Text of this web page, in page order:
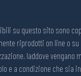
su questo sito sono
riprodotti on line o su
laddove vengano
e a condizione che sia